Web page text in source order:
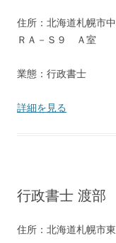
住所：北海道札幌市
ＲＡ－Ｓ９ Ａ室
業態：行政書士
詳細を見る
行政書士 渡
住所：北海道札幌市